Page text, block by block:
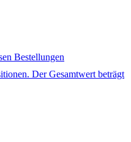
Bestellungen
Der Gesamtwert beträgt